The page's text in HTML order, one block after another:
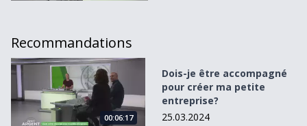
Recommandations
Dois-je être accompagné pour créer ma petite
00:06:17
Dois-je être accompagné
pour créer ma petite
entreprise?
25.03.2024